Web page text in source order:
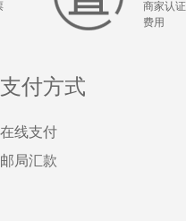
商家认
费用
支付方式
在线支付
邮局汇款